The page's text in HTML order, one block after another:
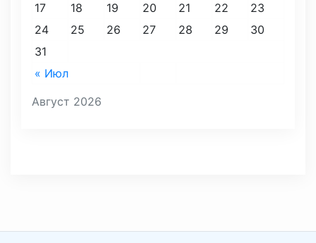
Август 2026
« Июл
17
18 19 20 21 22
23
24
25 26 27 28 29
30
31